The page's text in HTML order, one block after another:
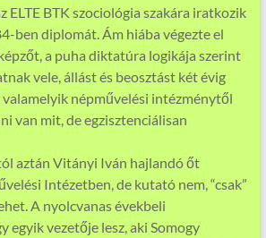
ELTE BTK szociológia szakára iratkozik
ben diplomát. Ám hiába végezte el
a puha diktatúra logikája szerint
vele, állást és beosztást két évig
valamelyik népművelési intézménytől
van mit, de egzisztenciálisan
aztán Vitányi Iván hajlandó őt
Intézetben, de kutató nem, “csak”
A nyolcvanas évekbeli
egyik vezetője lesz, aki Somogy